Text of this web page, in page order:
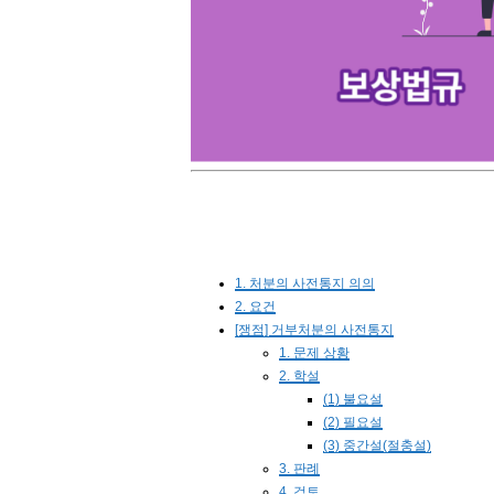
1. 처분의 사전통지 의의
2. 요건
[쟁점] 거부처분의 사전통지
1. 문제 상황
2. 학설
(1) 불요설
(2) 필요설
(3) 중간설(절충설)
3. 판례